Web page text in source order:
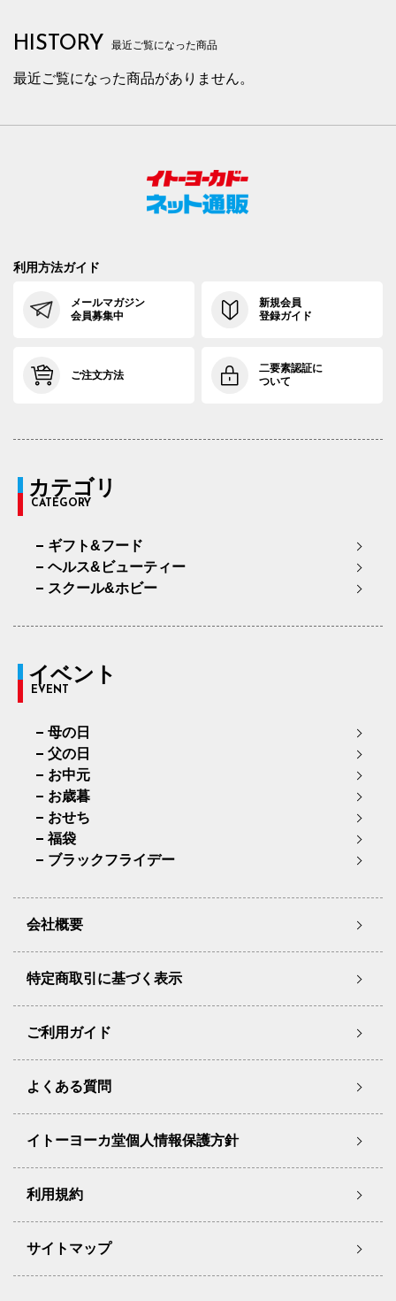
HISTORY 最近ご覧になった商品
最近ご覧になった商品がありません。
利用方法ガイド
メールマガジン
会員募集中
新規会員
登録ガイド
ご注文方法
二要素認証に
ついて
カテゴリ
CATEGORY
ギフト&フード
ヘルス&ビューティー
スクール&ホビー
イベント
EVENT
母の日
父の日
お中元
お歳暮
おせち
福袋
ブラックフライデー
会社概要
特定商取引に基づく表示
ご利用ガイド
よくある質問
イトーヨーカ堂個人情報保護方針
利用規約
サイトマップ